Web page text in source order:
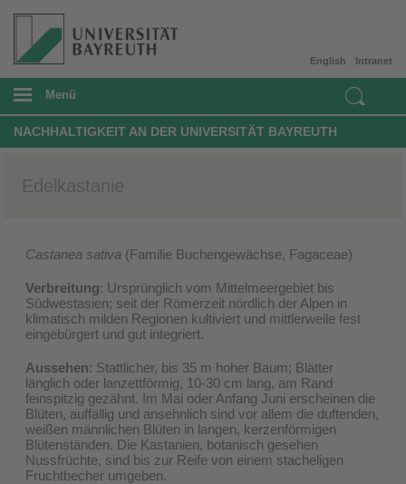
Intranet
English
Menü
NACHHALTIGKEIT AN DER UNIVERSITÄT BAYREUTH
Edelkastanie
Castanea sativa (Familie Buchengewächse, Fagaceae)
Verbreitung: Ursprünglich vom Mittelmeergebiet bis
Südwestasien; seit der Römerzeit nördlich der Alpen in
klimatisch milden Regionen kultiviert und mittlerweile fest
eingebürgert und gut integriert.
Aussehen: Stattlicher, bis 35 m hoher Baum; Blätter
länglich oder lanzettförmig, 10-30 cm lang, am Rand
feinspitzig gezähnt. Im Mai oder Anfang Juni erscheinen die
Blüten, auffällig und ansehnlich sind vor allem die duftenden,
weißen männlichen Blüten in langen, kerzenförmigen
Blütenständen. Die Kastanien, botanisch gesehen
Nussfrüchte, sind bis zur Reife von einem stacheligen
Fruchtbecher umgeben.